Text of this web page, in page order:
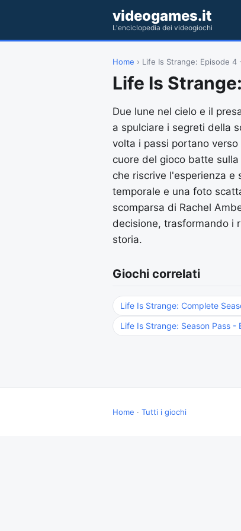
videogames.it
L'enciclopedia dei videogiochi
Home › Life Is Strange: Episode 4
Life Is
Due lune nel cielo e il
a spulciare i segreti della
volta i passi portano
cuore del gioco batte
che riscrive l'esperienza e
temporale e una foto
scomparsa di Rachel
decisione, trasformando i
storia.
Giochi correlati
Life Is Strange: Complete
Life Is Strange: Season Pass -
Home · Tutti i giochi